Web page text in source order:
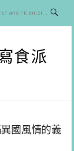
食派
國風情的義